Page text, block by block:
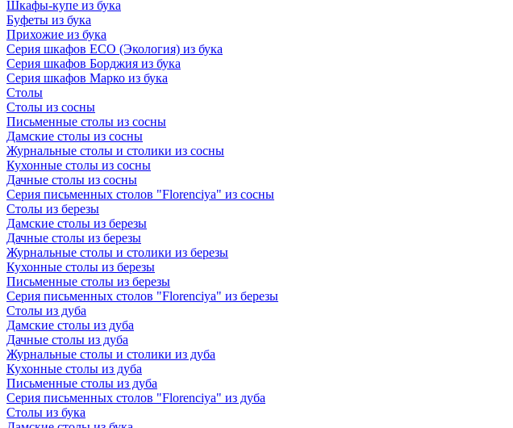
Шкафы-купе из бука
Буфеты из бука
Прихожие из бука
Серия шкафов ECO (Экология) из бука
Серия шкафов Борджия из бука
Серия шкафов Марко из бука
Столы
Столы из сосны
Письменные столы из сосны
Дамские столы из сосны
Журнальные столы и столики из сосны
Кухонные столы из сосны
Дачные столы из сосны
Серия письменных столов "Florenciya" из сосны
Столы из березы
Дамские столы из березы
Дачные столы из березы
Журнальные столы и столики из березы
Кухонные столы из березы
Письменные столы из березы
Серия письменных столов "Florenciya" из березы
Столы из дуба
Дамские столы из дуба
Дачные столы из дуба
Журнальные столы и столики из дуба
Кухонные столы из дуба
Письменные столы из дуба
Серия письменных столов "Florenciya" из дуба
Столы из бука